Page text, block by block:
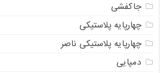
جاکفشی
چهارپایه پلاستیکی
چهارپایه پلاستیکی ناصر
دمپایی